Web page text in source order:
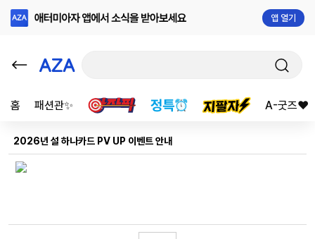
앱 열기
홈 패션관✨ A-굿즈❤️
2026년 설 하나카드 PV UP 이벤트 안내